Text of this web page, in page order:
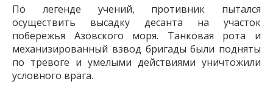
По легенде учений, противник пытался
осуществить высадку десанта на участок
побережья Азовского моря. Танковая рота и
механизированный взвод бригады были подняты
по тревоге и умелыми действиями уничтожили
условного врага.